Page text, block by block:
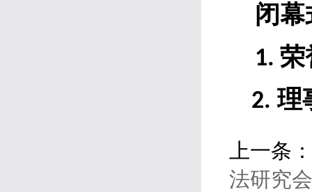
闭幕
1. 荣
2. 理
上一条：
法研究